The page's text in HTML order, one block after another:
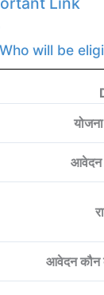
Who will be
आवेदन
आवेदन कौन